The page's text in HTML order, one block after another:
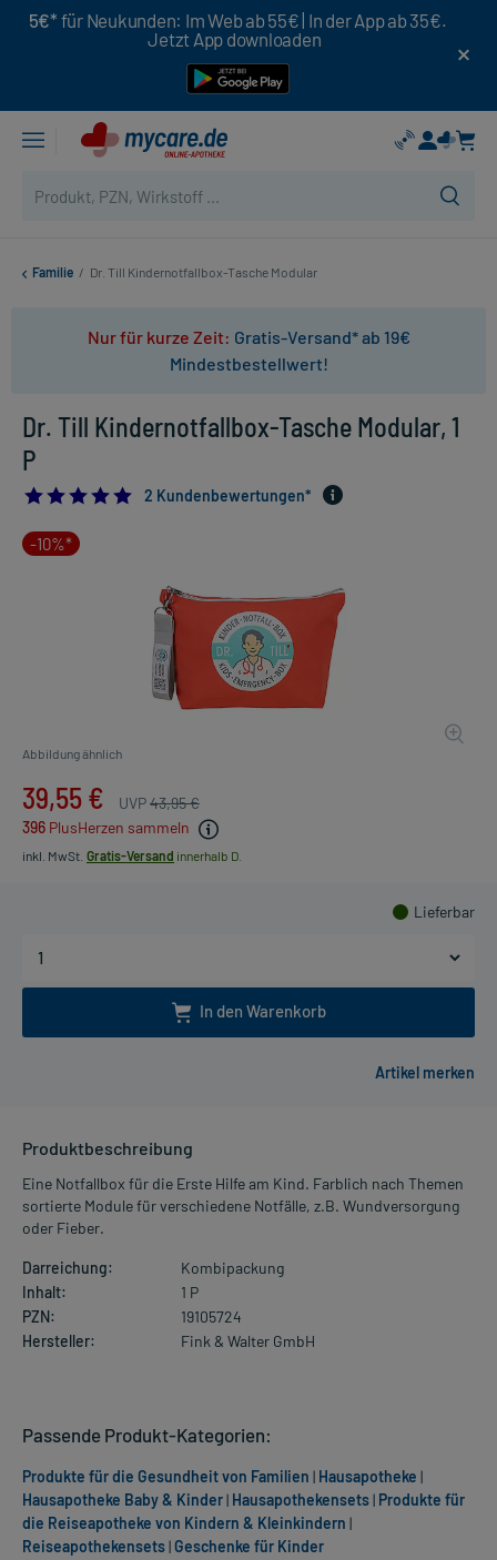
5€* für Neukunden: Im Web ab 55€ | In der App ab 35€.
Jetzt App downloaden
Familie / Dr. Till Kindernotfallbox-Tasche Modular
Nur für kurze Zeit: Gratis-Versand* ab 19€
Mindestbestellwert!
Dr. Till Kindernotfallbox-Tasche Modular, 1
P
5.0
2 Kundenbewertungen*
-10%*
Abbildung ähnlich
39,55 € UVP43,95 €
396 PlusHerzen sammeln
inkl. MwSt. Gratis-Versand innerhalb D.
Lieferbar
In den Warenkorb
Produktbeschreibung
Eine Notfallbox für die Erste Hilfe am Kind. Farblich nach Themen
sortierte Module für verschiedene Notfälle, z.B. Wundversorgung
oder Fieber.
Darreichung:
Kombipackung
Inhalt:
1 P
PZN:
19105724
Hersteller:
Fink & Walter GmbH
Passende Produkt-Kategorien:
Produkte für die Gesundheit von Familien | Hausapotheke |
Hausapotheke Baby & Kinder| Hausapothekensets| Produkte für
die Reiseapotheke von Kindern & Kleinkindern |
Reiseapothekensets|Geschenke für Kinder